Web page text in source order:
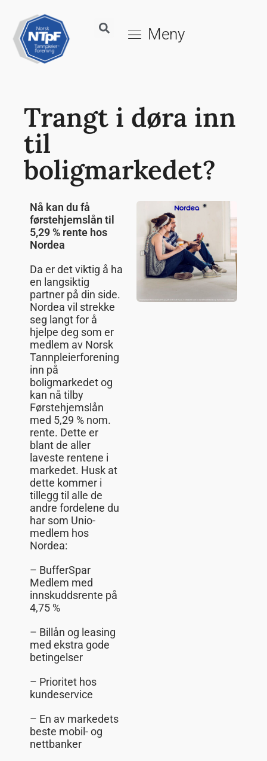
Meny
Trangt i døra inn
til
boligmarkedet?
Nå kan du få
førstehjemslån til
5,29 % rente hos
Nordea
Da er det viktig å ha
en langsiktig
partner på din side.
Nordea vil strekke
seg langt for å
hjelpe deg som er
medlem av Norsk
Tannpleierforening
inn på
boligmarkedet og
kan nå tilby
Førstehjemslån
med 5,29 % nom.
rente. Dette er
blant de aller
laveste rentene i
markedet. Husk at
dette kommer i
tillegg til alle de
andre fordelene du
har som Unio-
medlem hos
Nordea:
– BufferSpar
Medlem med
innskuddsrente på
4,75 %
– Billån og leasing
med ekstra gode
betingelser
– Prioritet hos
kundeservice
– En av markedets
beste mobil- og
nettbanker